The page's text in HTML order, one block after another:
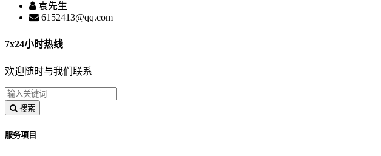
袁先生
6152413@qq.com
7x24小时热线
欢迎随时与我们联系
搜索
服务项目